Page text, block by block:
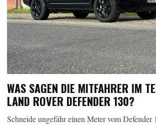
WAS SAGEN DIE MITFAHRER IM
LAND ROVER DEFENDER 130?
Schneide ungefähr einen Meter vom Defender